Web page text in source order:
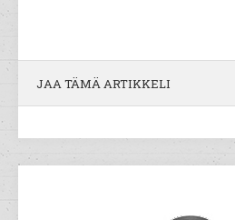
JAA TÄMÄ ARTIKKELI